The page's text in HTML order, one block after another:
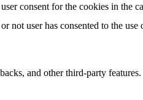
consent for the cookies in the
not user has consented to the
and other third-party features.